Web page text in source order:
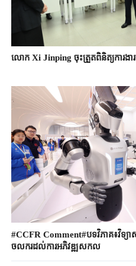
លោក Xi Jinping ចុះត្រួតពិនិត្យការង
#CCFR​ Comment#​បទវិភាគ​៖​វិទ្យាស
ចលករ​ដល់ការអភិវឌ្ឍសកល​